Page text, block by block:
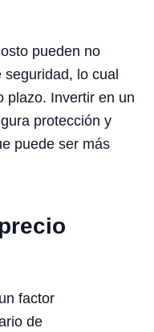
pueden no
lo cual
plazo. Invertir en un
protección y
puede ser más
factor
de